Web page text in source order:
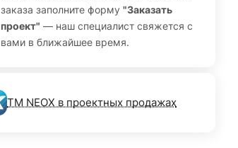
заказа заполните форму"Заказать
проект" — наш специалист свяжется с
вами в ближайшее время.
ТМ NEOX в проектных продажах